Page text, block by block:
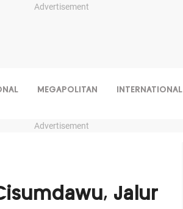
Advertisement
MEGAPOLITAN INTERNATIONAL
Advertisement
Jalur